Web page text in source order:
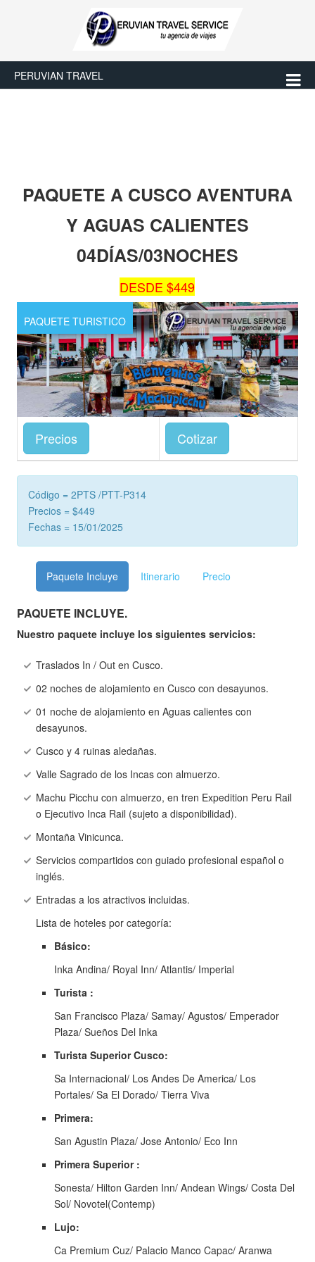
PERUVIAN TRAVEL
PAQUETE A CUSCO AVENTURA
Y AGUAS CALIENTES
04DÍAS/03NOCHES
DESDE $449
PAQUETE TURISTICO
Precios Cotizar
Código = 2PTS /PTT-P314
Precios = $449
Fechas = 15/01/2025
Paquete Incluye Itinerario Precio
PAQUETE INCLUYE.
Nuestro paquete incluye los siguientes servicios:
Traslados In / Out en Cusco.
02 noches de alojamiento en Cusco con desayunos.
01 noche de alojamiento en Aguas calientes con
desayunos.
Cusco y 4 ruinas aledañas.
Valle Sagrado de los Incas con almuerzo.
Machu Picchu con almuerzo, en tren Expedition Peru Rail
o Ejecutivo Inca Rail (sujeto a disponibilidad).
Montaña Vinicunca.
Servicios compartidos con guiado profesional español o
inglés.
Entradas a los atractivos incluidas.
Lista de hoteles por categoría:
Básico:
Inka Andina/ Royal Inn/ Atlantis/ Imperial
Turista :
San Francisco Plaza/ Samay/ Agustos/ Emperador
Plaza/ Sueños Del Inka
Turista Superior Cusco:
Sa Internacional/ Los Andes De America/ Los
Portales/ Sa El Dorado/ Tierra Viva
Primera:
San Agustin Plaza/ Jose Antonio/ Eco Inn
Primera Superior :
Sonesta/ Hilton Garden Inn/ Andean Wings/ Costa Del
Sol/ Novotel(Contemp)
Lujo:
Ca Premium Cuz/ Palacio Manco Capac/ Aranwa